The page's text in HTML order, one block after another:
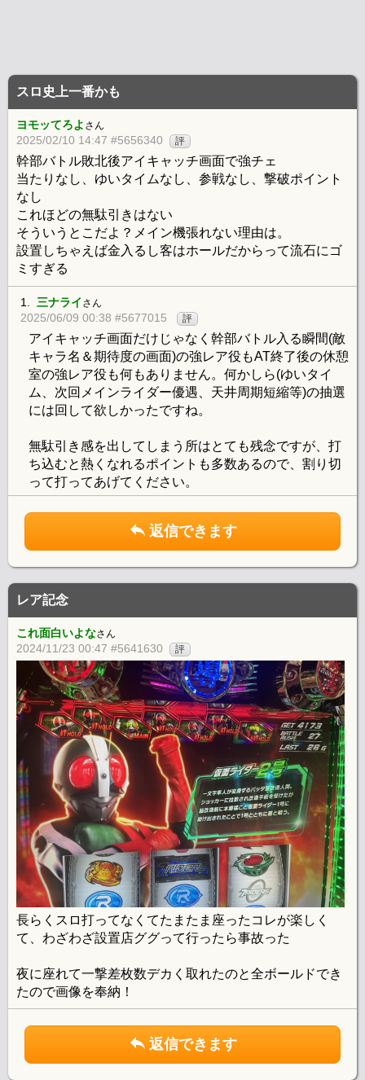
スロ史上一番かも
ヨモッてろよ さん
2025/02/10 14:47 #5656340 評
幹部バトル敗北後アイキャッチ画面で強チェ
当たりなし、ゆいタイムなし、参戦なし、撃破ポイント
なし
これほどの無駄引きはない
そういうとこだよ？メイン機張れない理由は。
設置しちゃえば金入るし客はホールだからって流石にゴ
ミすぎる
1. 三ナライ さん
2025/06/09 00:38 #5677015 評
アイキャッチ画面だけじゃなく幹部バトル入る瞬間(敵
キャラ名＆期待度の画面)の強レア役もAT終了後の休憩
室の強レア役も何もありません。何かしら(ゆいタイ
ム、次回メインライダー優遇、天井周期短縮等)の抽選
には回して欲しかったですね。
無駄引き感を出してしまう所はとても残念ですが、打
ち込むと熱くなれるポイントも多数あるので、割り切
って打ってあげてください。
返信できます
レア記念
これ面白いよなさん
2024/11/23 00:47 #5641630 評
長らくスロ打ってなくてたまたま座ったコレが楽しく
て、わざわざ設置店ググって行ったら事故った
夜に座れて一撃差枚数デカく取れたのと全ボールドでき
たので画像を奉納！
返信できます